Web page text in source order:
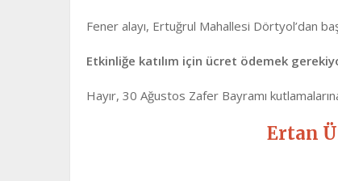
Fener alayı, Ertuğrul Mahallesi Dörtyol’dan
Etkinliğe katılım için ücret ödemek
Hayır, 30 Ağustos Zafer Bayramı
Ertan